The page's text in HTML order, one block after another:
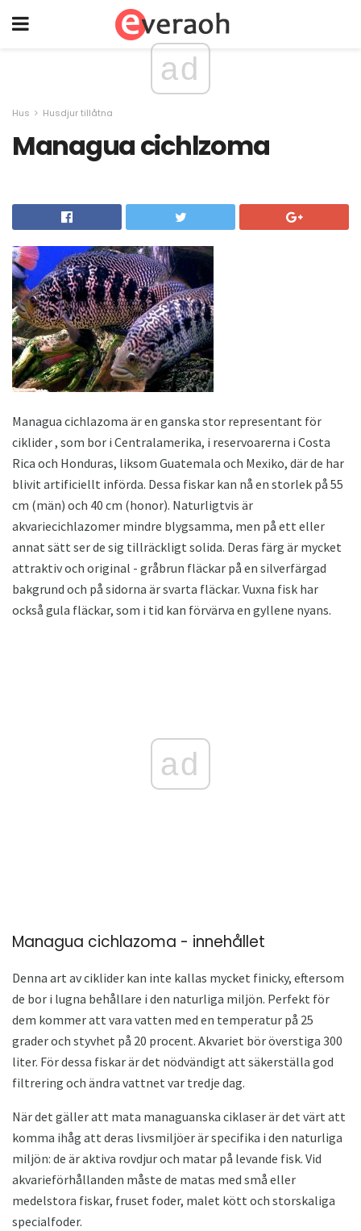
ad
Hus Husdjur tillåtna
Managua cichlzoma
Managua cichlazoma är en ganska stor representant för
ciklider , som bor i Centralamerika, i reservoarerna i Costa
Rica och Honduras, liksom Guatemala och Mexiko, där de har
blivit artificiellt införda. Dessa fiskar kan nå en storlek på 55
cm (män) och 40 cm (honor). Naturligtvis är
akvariecichlazomer mindre blygsamma, men på ett eller
annat sätt ser de sig tillräckligt solida. Deras färg är mycket
attraktiv och original - gråbrun fläckar på en silverfärgad
bakgrund och på sidorna är svarta fläckar. Vuxna fisk har
också gula fläckar, som i tid kan förvärva en gyllene nyans.
ad
Managua cichlazoma - innehållet
Denna art av ciklider kan inte kallas mycket finicky, eftersom
de bor i lugna behållare i den naturliga miljön. Perfekt för
dem kommer att vara vatten med en temperatur på 25
grader och styvhet på 20 procent. Akvariet bör överstiga 300
liter. För dessa fiskar är det nödvändigt att säkerställa god
filtrering och ändra vattnet var tredje dag.
När det gäller att mata managuanska ciklaser är det värt att
komma ihåg att deras livsmiljöer är specifika i den naturliga
miljön: de är aktiva rovdjur och matar på levande fisk. Vid
akvarieförhållanden måste de matas med små eller
medelstora fiskar, fruset foder, malet kött och storskaliga
specialfoder.